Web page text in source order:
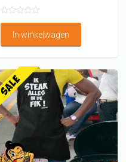
In winkelwagen